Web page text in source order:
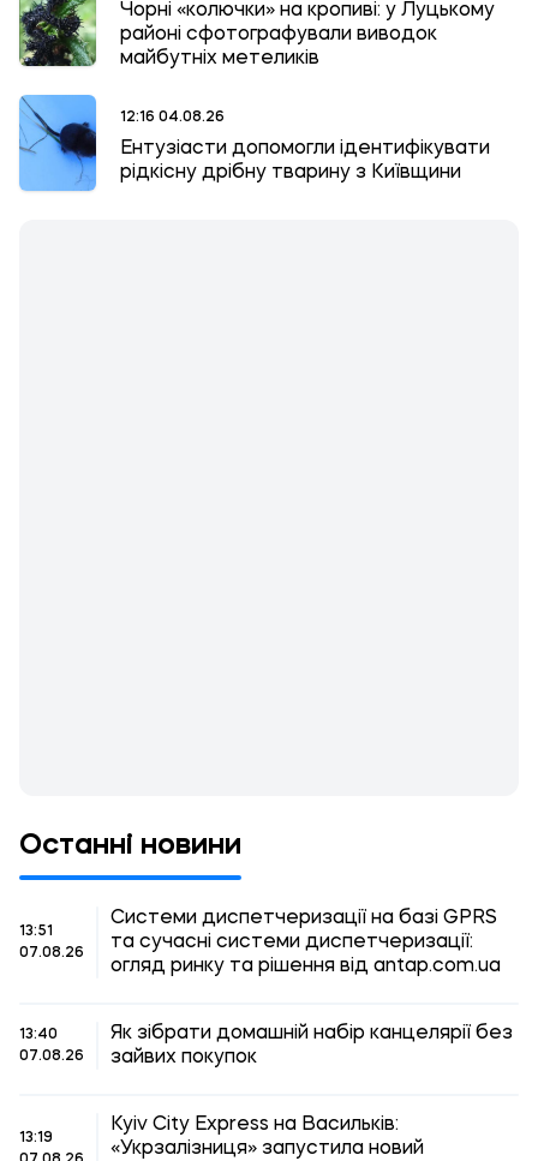
Чорні «колючки» на кропиві: у Луцькому
районі сфотографували виводок
майбутніх метеликів
12:16 04.08.26
Ентузіасти допомогли ідентифікувати
рідкісну дрібну тварину з Київщини
Останні новини
13:51
07.08.26
Системи диспетчеризації на базі GPRS
та сучасні системи диспетчеризації:
огляд ринку та рішення від antap.com.ua
13:40
07.08.26
Як зібрати домашній набір канцелярії без
зайвих покупок
13:19
Kyiv City Express на Васильків:
«Укрзалізниця» запустила новий